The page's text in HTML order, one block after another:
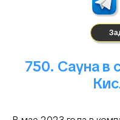
750. Сауна в